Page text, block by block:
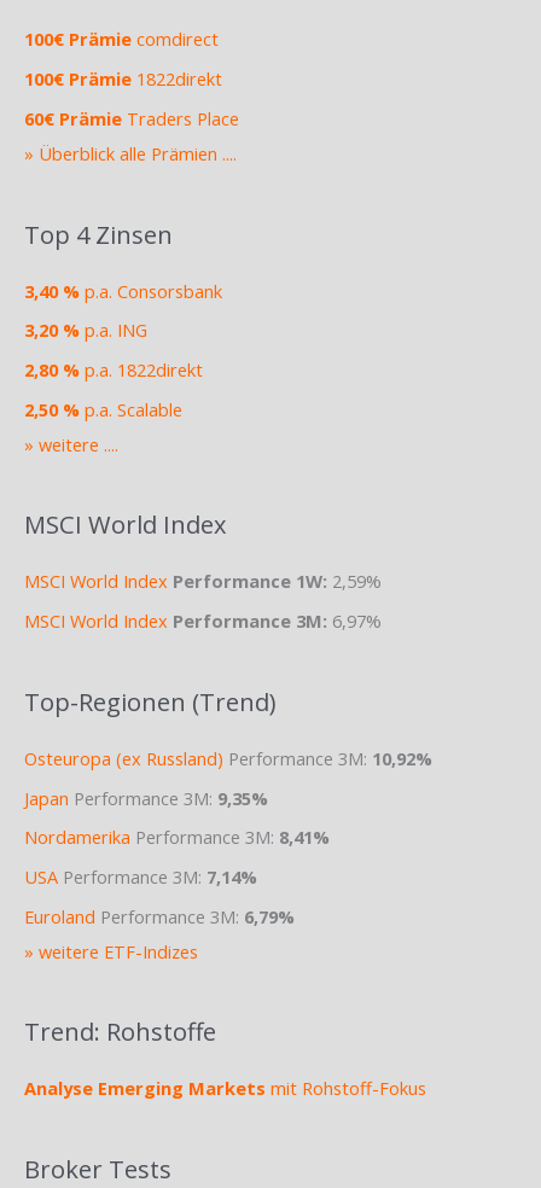
100€ Prämie comdirect
100€ Prämie 1822direkt
60€ Prämie Traders Place
» Überblick alle Prämien ....
Top 4 Zinsen
3,40 % p.a. Consorsbank
3,20 % p.a. ING
2,80 % p.a. 1822direkt
2,50 % p.a. Scalable
» weitere ....
MSCI World Index
MSCI World Index Performance 1W: 2,59%
MSCI World Index Performance 3M: 6,97%
Top-Regionen (Trend)
Osteuropa (ex Russland) Performance 3M: 10,92%
Japan Performance 3M: 9,35%
Nordamerika Performance 3M: 8,41%
USA Performance 3M: 7,14%
Euroland Performance 3M: 6,79%
» weitere ETF-Indizes
Trend: Rohstoffe
Analyse Emerging Markets mit Rohstoff-Fokus
Broker Tests